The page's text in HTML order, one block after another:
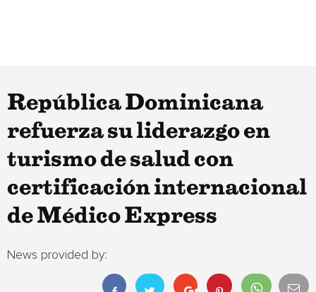
República Dominicana
refuerza su liderazgo en
turismo de salud con
certificación internacional
de Médico Express
News provided by: